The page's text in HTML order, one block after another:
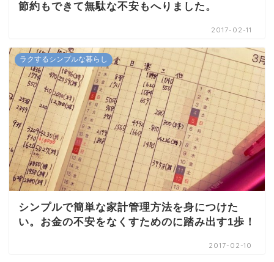
節約もできて無駄な不安もへりました。
2017-02-11
ラクするシンプルな暮らし
シンプルで簡単な家計管理方法を身につけた
い。お金の不安をなくすためのに踏み出す1歩！
2017-02-10